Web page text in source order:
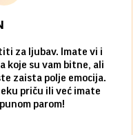
za ljubav. Imate vi i
koje su vam bitne, ali
zaista polje emocija.
priču ili već imate
parom!